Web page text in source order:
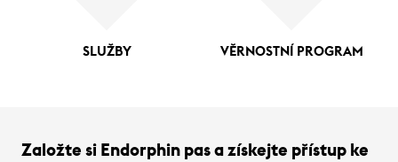
SLUŽBY VĚRNOSTNÍ PROGRAM
Založte si Endorphin pas a získejte přístup ke